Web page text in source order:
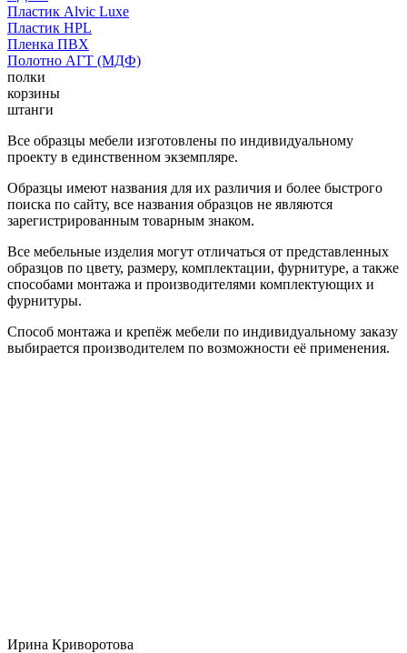
Пластик Alvic Luxe
Пластик HPL
Пленка ПВХ
Полотно АГТ (МДФ)
полки
корзины
штанги
Все образцы мебели изготовлены по индивидуальному
проекту в единственном экземпляре.
Образцы имеют названия для их различия и более быстрого
поиска по сайту, все названия образцов не являются
зарегистрированным товарным знаком.
Все мебельные изделия могут отличаться от представленных
образцов по цвету, размеру, комплектации, фурнитуре, а также
способами монтажа и производителями комплектующих и
фурнитуры.
Способ монтажа и крепёж мебели по индивидуальному заказу
выбирается производителем по возможности её применения.
Ирина Криворотова